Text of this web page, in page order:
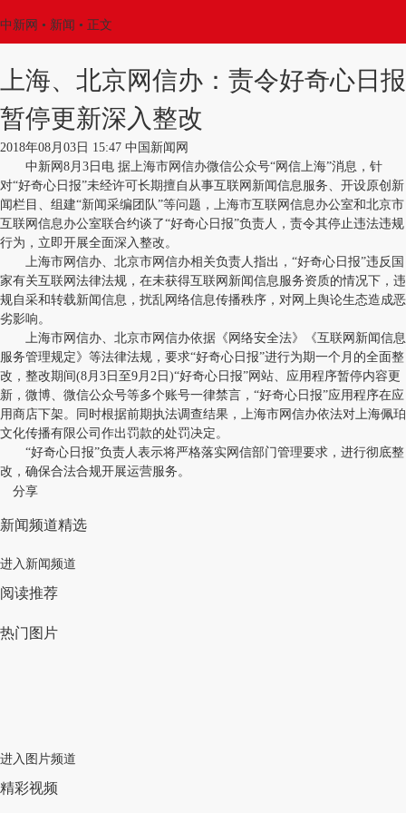
中新网 • 新闻 • 正文
上海、北京网信办：责令好奇心日报
暂停更新深入整改
2018年08月03日 15:47 中国新闻网
中新网8月3日电 据上海市网信办微信公众号“网信上海”消息，针
对“好奇心日报”未经许可长期擅自从事互联网新闻信息服务、开设原创新
闻栏目、组建“新闻采编团队”等问题，上海市互联网信息办公室和北京市
互联网信息办公室联合约谈了“好奇心日报”负责人，责令其停止违法违规
行为，立即开展全面深入整改。
上海市网信办、北京市网信办相关负责人指出，“好奇心日报”违反国
家有关互联网法律法规，在未获得互联网新闻信息服务资质的情况下，违
规自采和转载新闻信息，扰乱网络信息传播秩序，对网上舆论生态造成恶
劣影响。
上海市网信办、北京市网信办依据《网络安全法》《互联网新闻信息
服务管理规定》等法律法规，要求“好奇心日报”进行为期一个月的全面整
改，整改期间(8月3日至9月2日)“好奇心日报”网站、应用程序暂停内容更
新，微博、微信公众号等多个账号一律禁言，“好奇心日报”应用程序在应
用商店下架。同时根据前期执法调查结果，上海市网信办依法对上海佩珀
文化传播有限公司作出罚款的处罚决定。
“好奇心日报”负责人表示将严格落实网信部门管理要求，进行彻底整
改，确保合法合规开展运营服务。
分享
新闻频道精选
进入新闻频道
阅读推荐
热门图片
进入图片频道
精彩视频